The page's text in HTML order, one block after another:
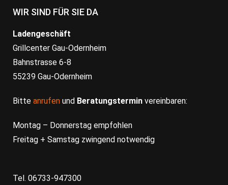
WIR SIND FÜR SIE DA
Ladengeschäft
Grillcenter Gau-Odernheim
Bahnstrasse 6-8
55239 Gau-Odernheim
Bitte anrufen und Beratungstermin vereinbaren:
Montag – Donnerstag empfohlen
Freitag + Samstag zwingend notwendig
Tel. 06733-947300